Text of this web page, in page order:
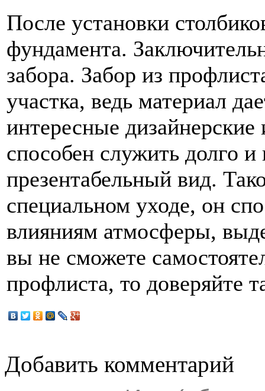
После установки
фундамента.
забора. Забор из
участка, ведь материал
интересные
способен служить долго
презентабельный вид.
специальном уходе, он
влияниям атмосферы,
вы не сможете
профлиста, то доверяйте
Добавить комментарий